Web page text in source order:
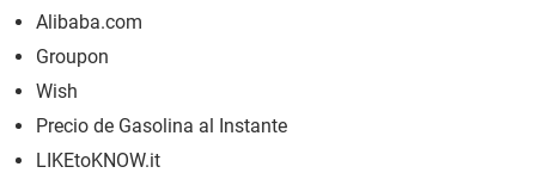
Alibaba.com
Groupon
Wish
Precio de Gasolina al Instante
LIKEtoKNOW.it